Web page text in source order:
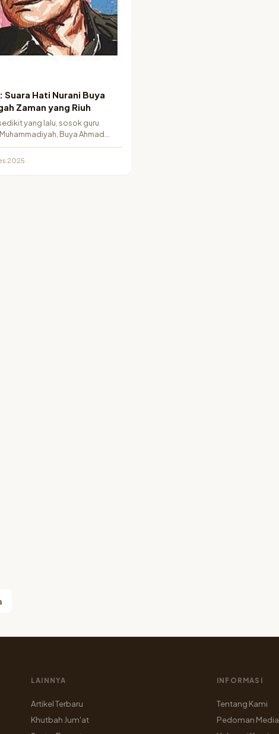
Suara Hati Nurani Buya
Zaman yang Riuh
yang lalu, sosok guru
Buya Ahmad
2025
LAINNYA
Artikel Terbaru
Khutbah Jum'at
INFORMASI
Tentang Kami
Pedoman Media